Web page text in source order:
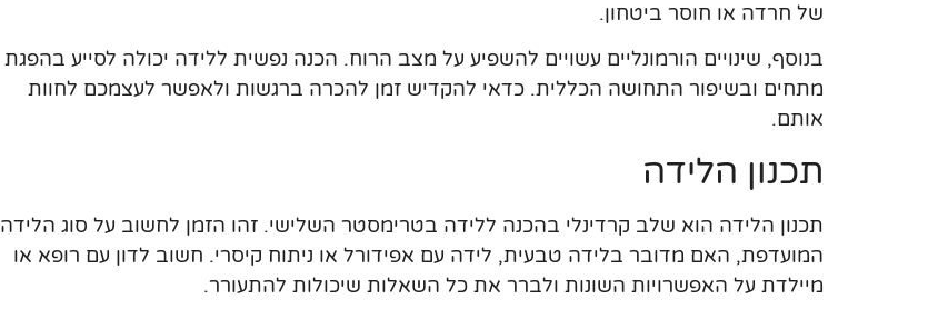
של חרדה או חוסר ביטחון.
בנוסף, שינויים הורמונליים עשויים להשפיע על מצב הרוח. הכנה נפשית ללידה יכולה לסייע בהפגת
מתחים ובשיפור התחושה הכללית. כדאי להקדיש זמן להכרה ברגשות ולאפשר לעצמכם לחוות
אותם.
תכנון הלידה
תכנון הלידה הוא שלב קרדינלי בהכנה ללידה בטרימסטר השלישי. זהו הזמן לחשוב על סוג הלידה
המועדפת, האם מדובר בלידה טבעית, לידה עם אפידורל או ניתוח קיסרי. חשוב לדון עם רופא או
מיילדת על האפשרויות השונות ולברר את כל השאלות שיכולות להתעורר.